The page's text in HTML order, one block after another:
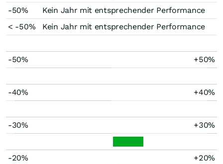
-50%
Kein Jahr mit entsprechender Performance
< -50%
Kein Jahr mit entsprechender Performance
-50% +50%
-40% +40%
-30% +30%
-20% +20%